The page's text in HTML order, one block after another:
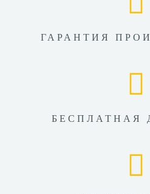
ГАРАНТИЯ
БЕСПЛАТНАЯ